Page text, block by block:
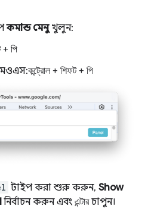
কমান্ড মেনুখুলুন:
+ পি
কন্ট্রোল + শিফট+ পি
টাইপ করা শুরু করুন, Show
নির্বাচন করুন এবং এন্টারচাপুন।